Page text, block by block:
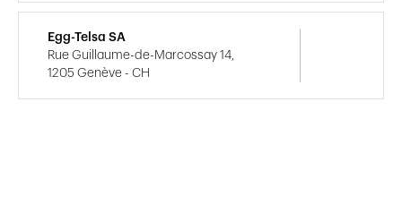
Egg-Telsa SA
Rue Guillaume-de-Marcossay 14,
1205 Genève - CH